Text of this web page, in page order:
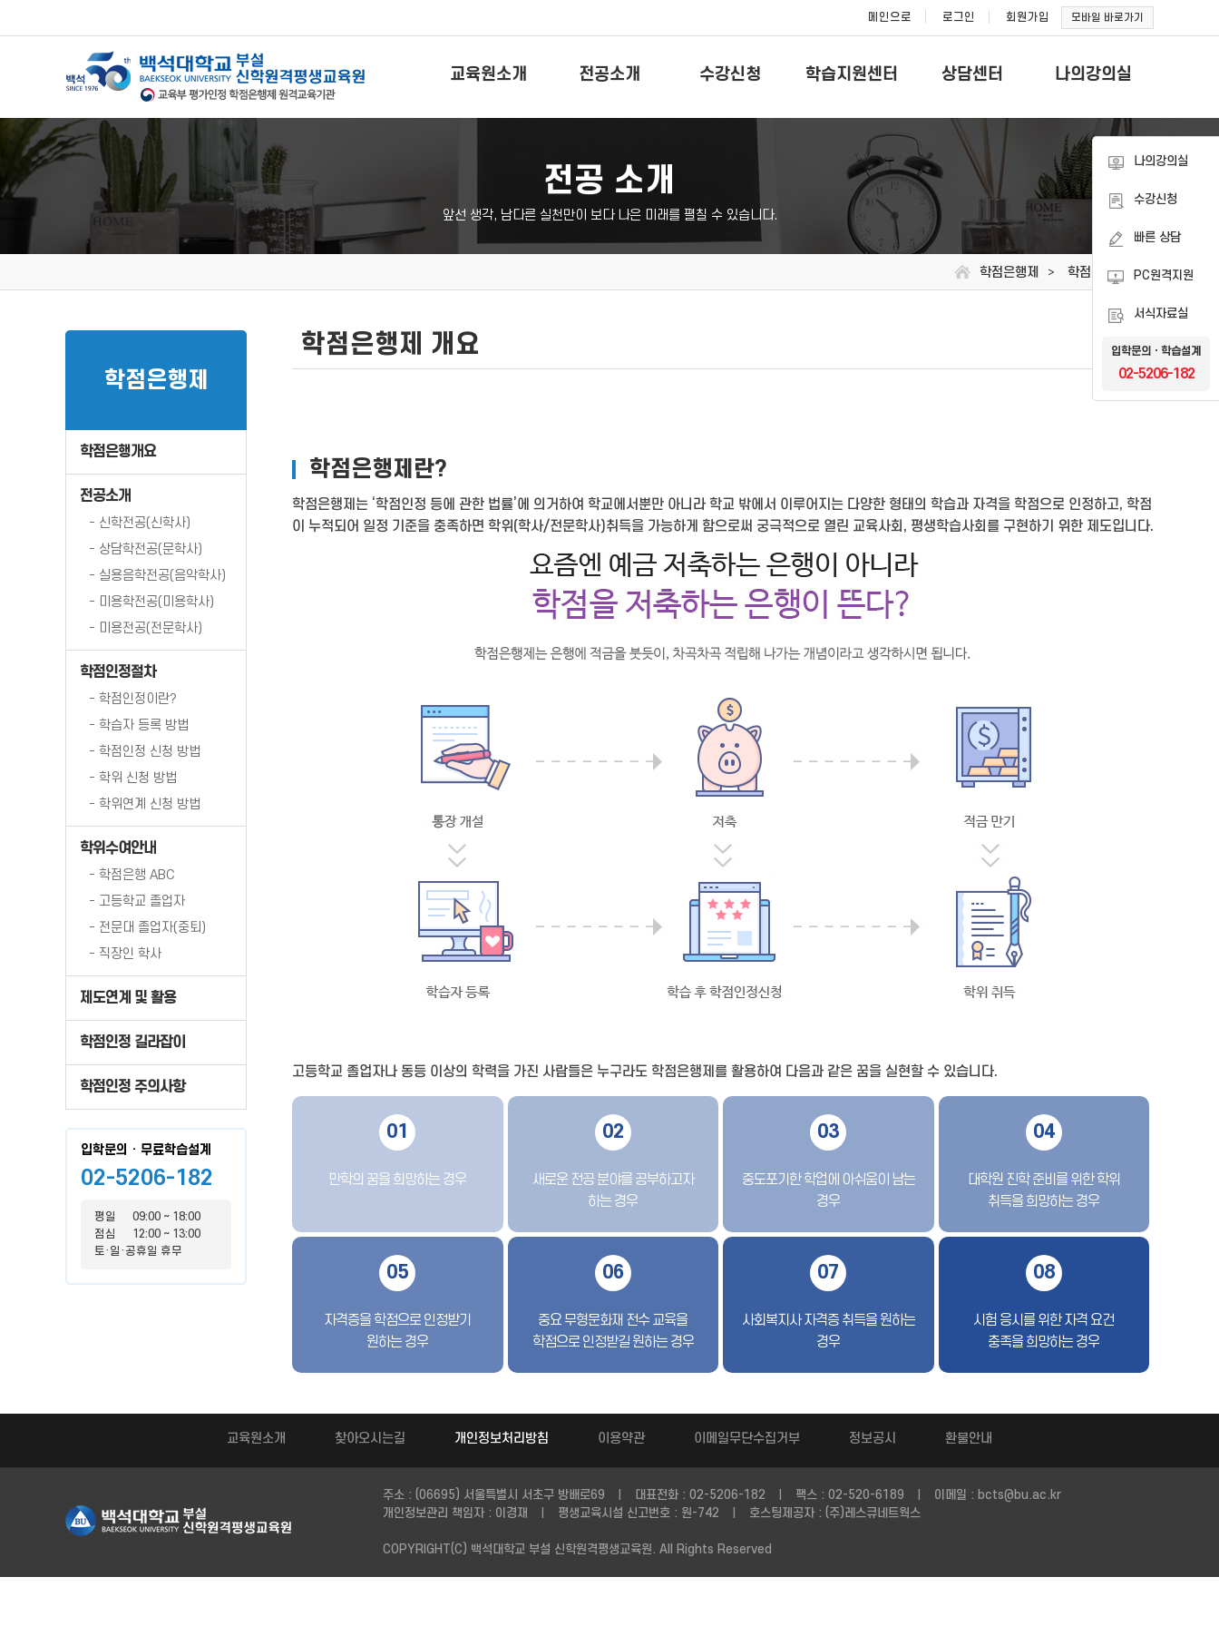
메인으로 로그인 회원가입 모바일 바로가기
교육원소개 전공소개 수강신청 학습지원센터 상담센터 나의강의실
전공 소개
앞선 생각, 남다른 실천만이 보다 나은 미래를 펼칠 수 있습니다.
학점은행제 > 학점은행제 개요
학점은행제
학점은행개요
전공소개
- 신학전공(신학사)
- 상담학전공(문학사)
- 실용음학전공(음악학사)
- 미용학전공(미용학사)
- 미용전공(전문학사)
학점인정절차
- 학점인정이란?
- 학습자 등록 방법
- 학점인정 신청 방법
- 학위 신청 방법
- 학위연계 신청 방법
학위수여안내
- 학점은행 ABC
- 고등학교 졸업자
- 전문대 졸업자(중퇴)
- 직장인 학사
제도연계 및 활용
학점인정 길라잡이
학점인정 주의사항
입학문의 · 무료학습설계
02-5206-182
평일
09:00 ~ 18:00
점심
12:00 ~ 13:00
토·일·공휴일 휴무
학점은행제 개요
학점은행제란?
학점은행제는 ‘학점인정 등에 관한 법률’에 의거하여 학교에서뿐만 아니라 학교 밖에서 이루어지는 다양한 형태의 학습과 자격을 학점으로 인정하고, 학점
이 누적되어 일정 기준을 충족하면 학위(학사/전문학사)취득을 가능하게 함으로써 궁극적으로 열린 교육사회, 평생학습사회를 구현하기 위한 제도입니다.
고등학교 졸업자나 동등 이상의 학력을 가진 사람들은 누구라도 학점은행제를 활용하여 다음과 같은 꿈을 실현할 수 있습니다.
01
만학의 꿈을 희망하는 경우
02
새로운 전공 분야를 공부하고자
하는 경우
03
중도포기한 학업에 아쉬움이 남는
경우
04
대학원 진학 준비를 위한 학위
취득을 희망하는 경우
05
자격증을 학점으로 인정받기
원하는 경우
06
중요 무형문화재 전수 교육을
학점으로 인정받길 원하는 경우
07
사회복지사 자격증 취득을 원하는
경우
08
시험 응시를 위한 자격 요건
충족을 희망하는 경우
교육원소개 찾아오시는길 개인정보처리방침 이용약관 이메일무단수집거부 정보공시 환불안내
주소 : (06695) 서울특별시 서초구 방배로69 대표전화 : 02-5206-182 팩스 : 02-520-6189
이메일 : bcts@bu.ac.kr
개인정보관리 책임자 : 이경재
평생교육시설 신고번호 : 원-742 호스팅제공자 : (주)레스큐네트웍스
COPYRIGHT(C) 백석대학교 부설 신학원격평생교육원. All Rights Reserved
나의강의실
수강신청
빠른 상담
PC원격지원
서식자료실
입학문의ㆍ학습설계
02-5206-182